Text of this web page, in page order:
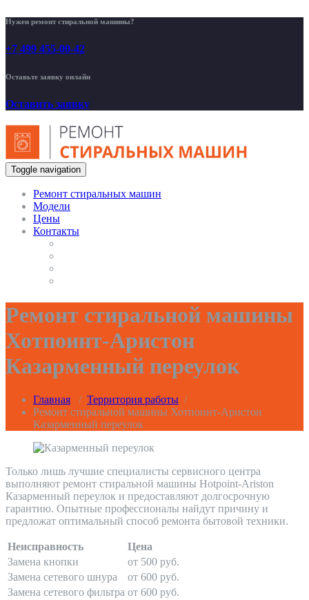
Нужен ремонт стиральной машины?
+7 499 455-00-42
Оставьте заявку онлайн
Оставить заявку
Toggle navigation
Ремонт стиральных машин
Модели
Цены
Контакты
Ремонт стиральной машины
Хотпоинт-Аристон
Казарменный переулок
Главная / Территория работы /
Ремонт стиральной машины Хотпоинт-Аристон
Казарменный переулок
Только лишь лучшие специалисты сервисного центра
выполняют ремонт стиральной машины Hotpoint-Ariston
Казарменный переулок и предоставляют долгосрочную
гарантию. Опытные профессионалы найдут причину и
предложат оптимальный способ ремонта бытовой техники.
Неисправность
Цена
Замена кнопки
от 500 руб.
Замена сетевого шнура
от 600 руб.
Замена сетевого фильтра от 600 руб.